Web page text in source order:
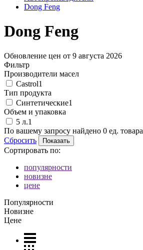
Dong Feng
Dong Feng
Обновление цен от 9 августа 2026
Фильтр
Производители масел
Castrol1
Тип продукта
Синтетические1
Объем и упаковка
5 л.1
По вашему запросу найдено 0 ед. товара
Сбросить
Сортировать по:
популярности
новизне
цене
Популярности
Новизне
Цене